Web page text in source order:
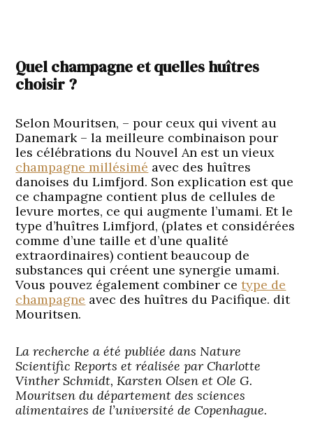
Quel champagne et quelles huîtres
choisir ?
Selon Mouritsen, – pour ceux qui vivent au
Danemark – la meilleure combinaison pour
les célébrations du Nouvel An est un vieux
champagne millésimé avec des huîtres
danoises du Limfjord. Son explication est que
ce champagne contient plus de cellules de
levure mortes, ce qui augmente l’umami. Et le
type d’huîtres Limfjord, (plates et considérées
comme d’une taille et d’une qualité
extraordinaires) contient beaucoup de
substances qui créent une synergie umami.
Vous pouvez également combiner cetype de
champagne avec des huîtres du Pacifique. dit
Mouritsen.
La recherche a été publiée dans Nature
Scientific Reports et réalisée par Charlotte
Vinther Schmidt, Karsten Olsen et Ole G.
Mouritsen du département des sciences
alimentaires de l’université de Copenhague.